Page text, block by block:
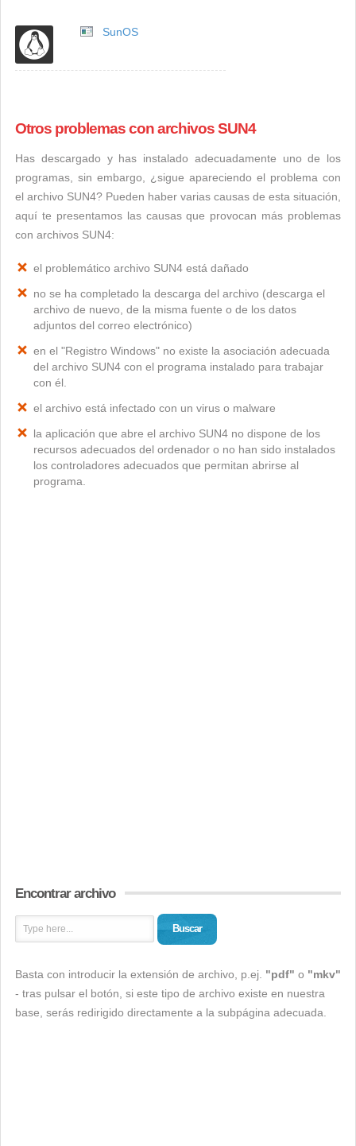
SunOS
Otros problemas con archivos SUN4
Has descargado y has instalado adecuadamente uno de los
programas, sin embargo, ¿sigue apareciendo el problema con
el archivo SUN4? Pueden haber varias causas de esta situación,
aquí te presentamos las causas que provocan más problemas
con archivos SUN4:
el problemático archivo SUN4 está dañado
no se ha completado la descarga del archivo (descarga el
archivo de nuevo, de la misma fuente o de los datos
adjuntos del correo electrónico)
en el "Registro Windows" no existe la asociación adecuada
del archivo SUN4 con el programa instalado para trabajar
con él.
el archivo está infectado con un virus o malware
la aplicación que abre el archivo SUN4 no dispone de los
recursos adecuados del ordenador o no han sido instalados
los controladores adecuados que permitan abrirse al
programa.
Encontrar archivo
Buscar
Basta con introducir la extensión de archivo, p.ej. "pdf" o "mkv"
- tras pulsar el botón, si este tipo de archivo existe en nuestra
base, serás redirigido directamente a la subpágina adecuada.